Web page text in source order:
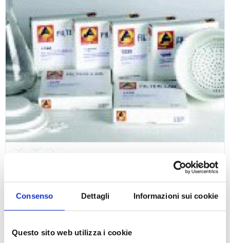
Consenso Dettagli Informazioni sui cookie
Questo sito web utilizza i cookie